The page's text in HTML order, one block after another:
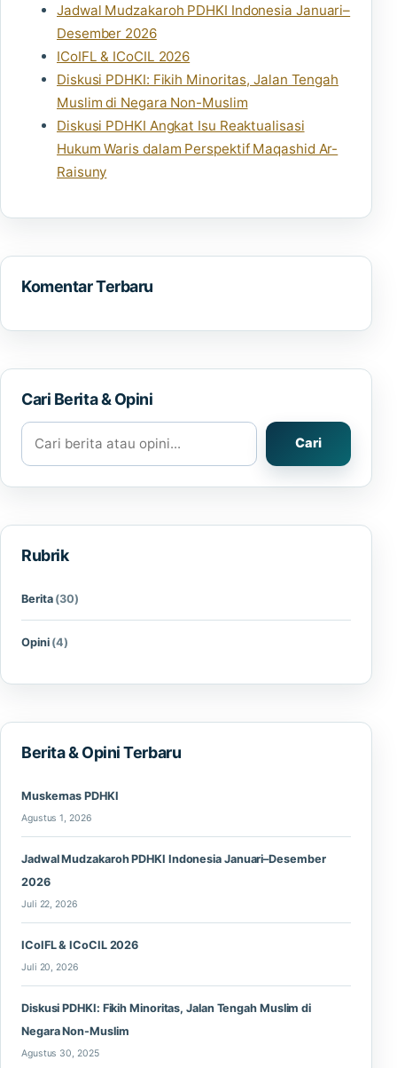
Jadwal Mudzakaroh PDHKI Indonesia Januari–
Desember 2026
ICoIFL & ICoCIL 2026
Diskusi PDHKI: Fikih Minoritas, Jalan Tengah
Muslim di Negara Non-Muslim
Diskusi PDHKI Angkat Isu Reaktualisasi
Hukum Waris dalam Perspektif Maqashid Ar-
Raisuny
Komentar Terbaru
Cari Berita & Opini
Cari berita atau opini
Cari
Rubrik
Berita (30)
Opini (4)
Berita & Opini Terbaru
Muskernas PDHKI
Agustus 1, 2026
Jadwal Mudzakaroh PDHKI Indonesia Januari–Desember
2026
Juli 22, 2026
ICoIFL & ICoCIL 2026
Juli 20, 2026
Diskusi PDHKI: Fikih Minoritas, Jalan Tengah Muslim di
Negara Non-Muslim
Agustus 30, 2025